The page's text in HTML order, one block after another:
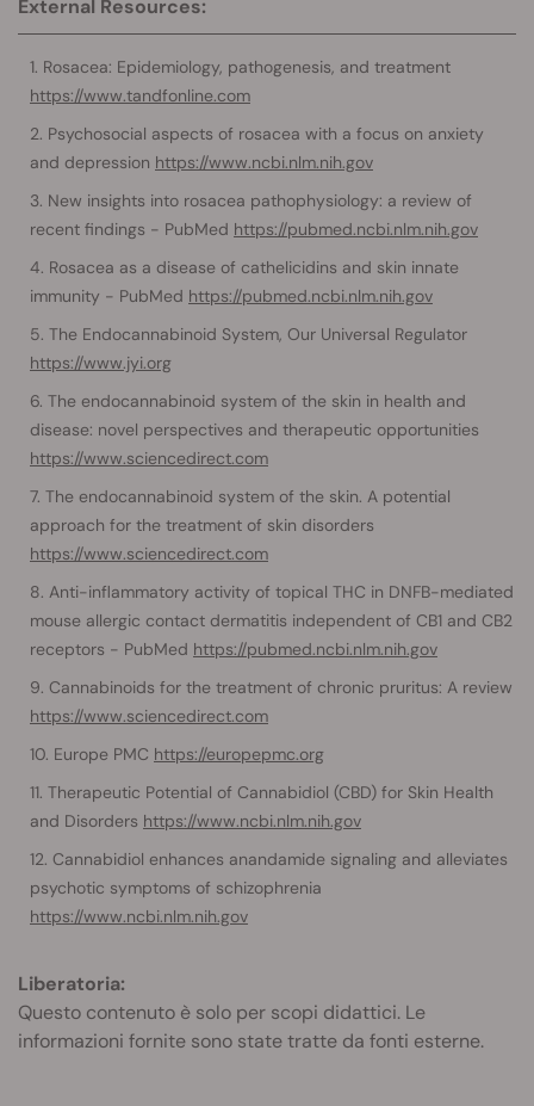
External Resources:
Rosacea: Epidemiology, pathogenesis, and treatment
https://www.tandfonline.com
Psychosocial aspects of rosacea with a focus on anxiety
and depression https://www.ncbi.nlm.nih.gov
New insights into rosacea pathophysiology: a review of
recent findings - PubMed https://pubmed.ncbi.nlm.nih.gov
Rosacea as a disease of cathelicidins and skin innate
immunity - PubMed https://pubmed.ncbi.nlm.nih.gov
The Endocannabinoid System, Our Universal Regulator
https://www.jyi.org
The endocannabinoid system of the skin in health and
disease: novel perspectives and therapeutic opportunities
https://www.sciencedirect.com
The endocannabinoid system of the skin. A potential
approach for the treatment of skin disorders
https://www.sciencedirect.com
Anti-inflammatory activity of topical THC in DNFB-mediated
mouse allergic contact dermatitis independent of CB1 and CB2
receptors - PubMed https://pubmed.ncbi.nlm.nih.gov
Cannabinoids for the treatment of chronic pruritus: A review
https://www.sciencedirect.com
Europe PMC https://europepmc.org
Therapeutic Potential of Cannabidiol (CBD) for Skin Health
and Disorders https://www.ncbi.nlm.nih.gov
Cannabidiol enhances anandamide signaling and alleviates
psychotic symptoms of schizophrenia
https://www.ncbi.nlm.nih.gov
Liberatoria:
Questo contenuto è solo per scopi didattici. Le
informazioni fornite sono state tratte da fonti esterne.